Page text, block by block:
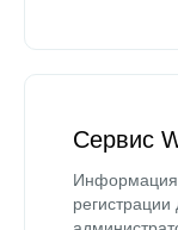
Сервис
Информация